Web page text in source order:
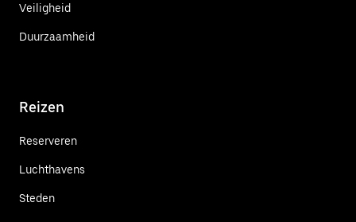
Veiligheid
Duurzaamheid
Reizen
Reserveren
Luchthavens
Steden